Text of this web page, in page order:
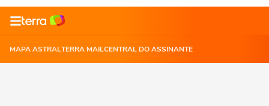
MAPA ASTRALTERRA MAILCENTRAL DO ASSINANTE